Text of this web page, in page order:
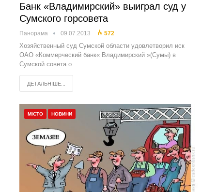
Банк «Владимирский» выиграл суд у
Сумского горсовета
Панорама 09.07.2013 572
Хозяйственный суд Сумской области удовлетворил иск
ОАО «Коммерческий банк« Владимирский »(Сумы) в
Сумской совета о…
ДЕТАЛЬНІШЕ...
МІСТО НОВИНИ